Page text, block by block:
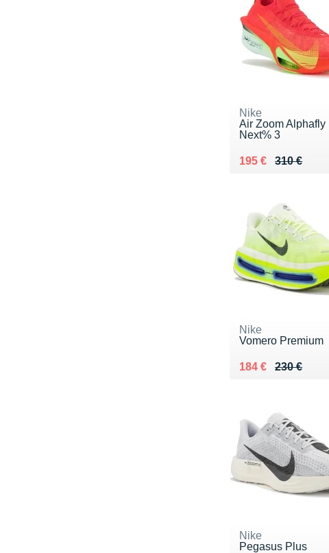
Nike
Air Zoom Alphafly
Next% 3
310 €
Au lieu de 310 €
195 €
Vendu 195 €
Nike
Vomero Premium
230 €
Au lieu de 230 €
184 €
Vendu 184 €
Nike
Pegasus Plus